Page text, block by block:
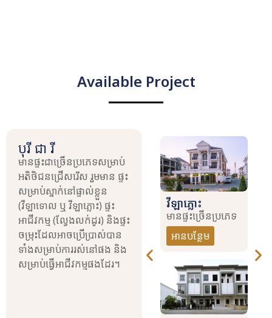
Available Project
បុរី ជា រី
មានផ្ទះជាច្រើនប្រភេទសម្រាប់
អតិថិជនជ្រើសរើស រួមមាន ផ្ទះ
សម្រាប់ស្នាក់នៅផ្ទាល់ខ្លួន
(វីឡាទោល ឬ វីឡាភ្លោះ) ផ្ទះ
អាជីវកម្ម (ល្វែងលក់ដូរ) និងផ្ទះ
ចម្រុះដែលអាចប្រើប្រាស់បាន
ទាំងសម្រាប់ការរស់នៅផង និង
សម្រាប់ធ្វើអាជីវកម្មផងដែរ។
ម្មទំនើប
នប្រភេទ
វីឡាទោល
មានផ្ទះច្រើនប្រភេទ
អានបន្ថែម
វីឡាភ្លោះ
មានផ្ទះច្រើនប្រភេទ
អានបន្ថែម